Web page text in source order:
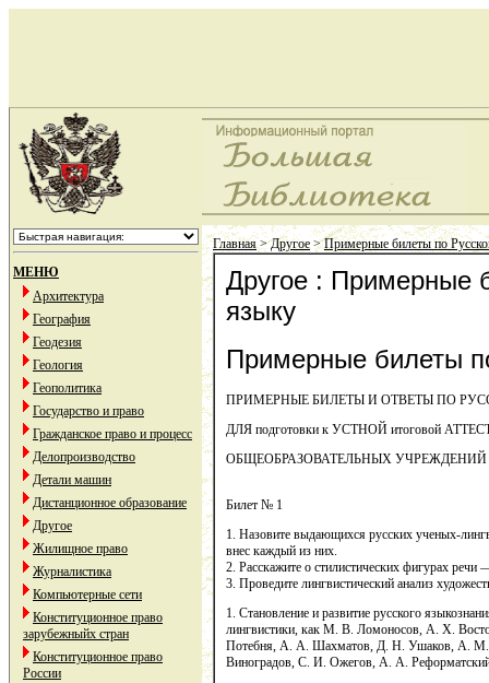
МЕНЮ
Архитектура
География
Геодезия
Геология
Геополитика
Государство и право
Гражданское право и процесс
Делопроизводство
Детали машин
Дистанционное образование
Другое
Жилищное право
Журналистика
Компьютерные сети
Конституционное право
зарубежныйх стран
Конституционное право
России
Главная>Другое>Примерные билеты по
Другое : Примерные
языку
Примерные билеты
ПРИМЕРНЫЕ БИЛЕТЫ И ОТВЕТЫ ПО
ДЛЯ подготовки к УСТНОЙ итоговой
ОБЩЕОБРАЗОВАТЕЛЬНЫХ УЧРЕЖДЕНИЙ
Билет № 1
1. Назовите выдающихся русских ученых-
внес каждый из них.
2. Расскажите о стилистических фигурах
3. Проведите лингвистический анализ
1. Становление и развитие русского
лингвистики, как М. В. Ломоносов, А. Х.
Потебня, А. А. Шахматов, Д. Н. Ушаков, А.
Виноградов, С. И. Ожегов, А. А.